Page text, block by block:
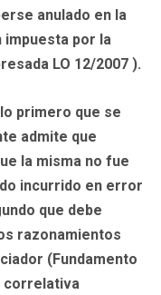
anulado en la
impuesta por la
LO 12/2007 ).
primero que se
admite que
la misma no fue
incurrido en error
que debe
razonamientos
(Fundamento
correlativa